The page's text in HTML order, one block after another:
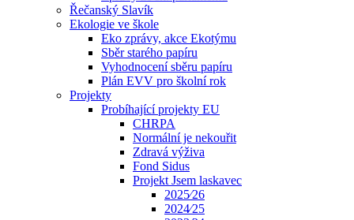
Řečanský Slavík
Ekologie ve škole
Eko zprávy, akce Ekotýmu
Sběr starého papíru
Vyhodnocení sběru papíru
Plán EVV pro školní rok
Projekty
Probíhající projekty EU
CHRPA
Normální je nekouřit
Zdravá výživa
Fond Sidus
Projekt Jsem laskavec
2025⁄26
2024⁄25